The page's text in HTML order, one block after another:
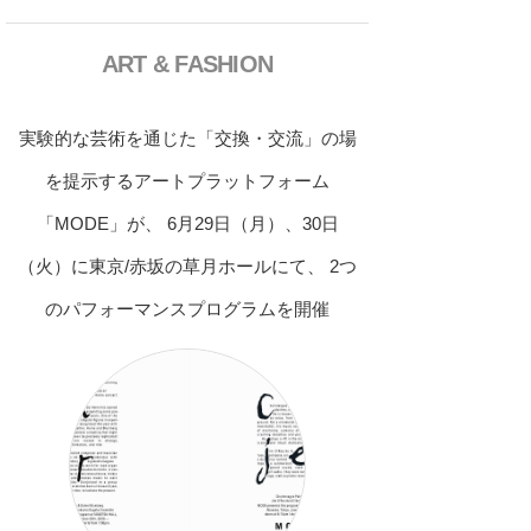
ART & FASHION
実験的な芸術を通じた「交換・交流」の場
を提示するアートプラットフォーム
「MODE」が、 6月29日（月）、30日
（火）に東京/赤坂の草月ホールにて、 2つ
のパフォーマンスプログラムを開催